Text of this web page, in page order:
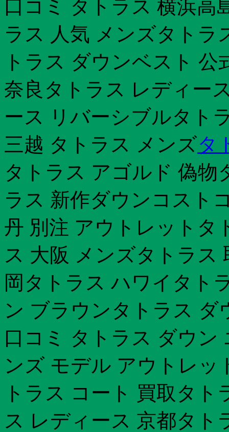
口コミ タトラス 横浜高
ラス 人気 メンズタトラ
トラス ダウンベスト
奈良タトラス レディー
ース リバーシブルタト
三越 タトラス メンズタ
タトラス アゴルド 偽物
ラス 新作ダウンコスト
丹 別注 アウトレットタ
ス 大阪 メンズタトラス
岡タトラス ハワイタト
ン ブラウンタトラス ダ
口コミ タトラス ダウン
ンズ モデル アウトレ
トラス コート 買取タ
ス レディース 京都タト